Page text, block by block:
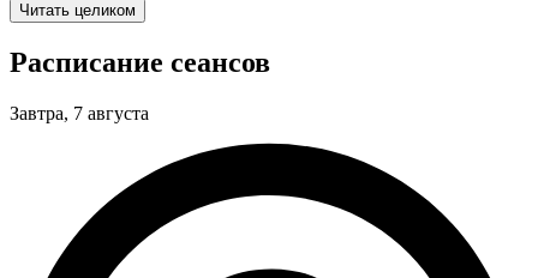
Читать целиком
Расписание сеансов
Завтра, 7 августа